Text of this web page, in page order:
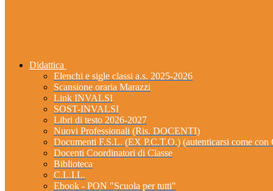
Didattica
Elenchi e sigle classi a.s. 2025-2026
Scansione oraria Marazzi
Link INVALSI
SOST-INVALSI
Libri di testo 2026-2027
Nuovi Professionali (Ris. DOCENTI)
Documenti F.S.L. (EX P.C.T.O.) (autenticarsi come
Docenti Coordinatori di Classe
Biblioteca
C.L.I.L.
Ebook - PON "Scuola per tutti"